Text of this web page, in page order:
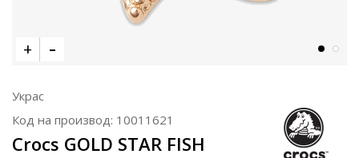
Украс
Код на производ: 10011621
Crocs GOLD STAR FISH